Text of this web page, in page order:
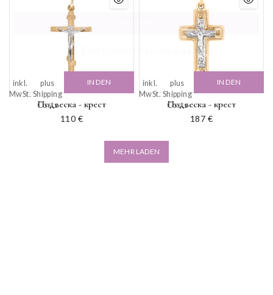
Подвеска - крест
110 €
inkl.
MwSt.
plus
Shipping
Costs
IN DEN
Подвеска - крест
187 €
inkl.
MwSt.
plus
Shipping
Costs
IN DEN
MEHR LADEN
Don't show this popup again